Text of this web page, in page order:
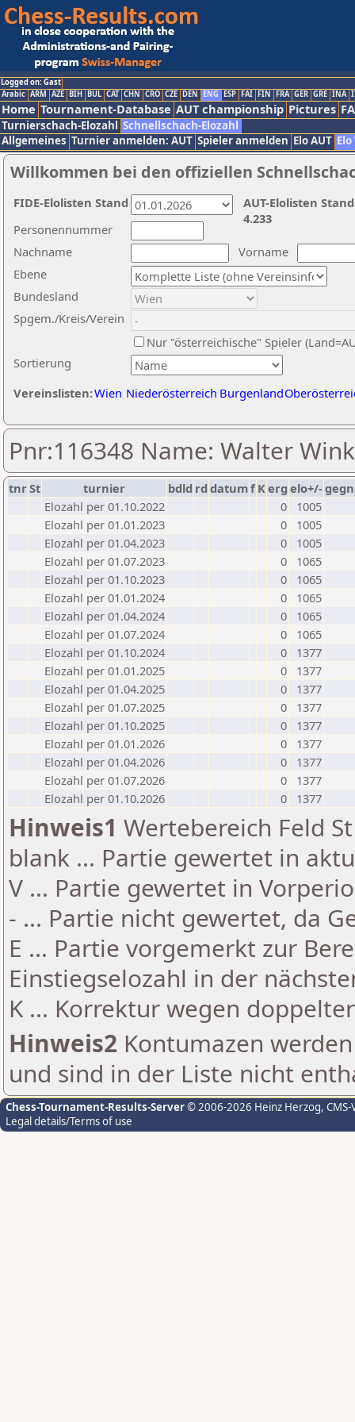
Logged on: Gast
Arabic ARM AZE BIH BUL CAT CHN CRO CZE DEN ENG ESP FAI FIN FRA GER GRE INA
Home Tournament-Database AUT championship Pictures
Turnierschach-Elozahl Schnellschach-Elozahl
Allgemeines Turnier anmelden: AUT Spieler anmelden Elo AUT
Willkommen bei den offiziellen
Nachname
Vorname
Ebene
Sortierung
Personennummer
Bundesland
Spgem./Kreis/Verein
Nur "österreichische" Spieler
Vereinslisten:Wien Niederösterreich Burgenland
AUT-Elolisten
4.233
FIDE-Elolisten Stand
Pnr:116348 Name: Walter
tnrSt turnier bdld rd datumf Kerg elo+/-
Elozahl per 01.10.2022
0
1005
Elozahl per 01.01.2023
0
1005
Elozahl per 01.04.2023
0
1005
Elozahl per 01.07.2023
0
1065
Elozahl per 01.10.2023
0
1065
Elozahl per 01.01.2024
0
1065
Elozahl per 01.04.2024
0
1065
Elozahl per 01.07.2024
0
1065
Elozahl per 01.10.2024
0
1377
Elozahl per 01.01.2025
0
1377
Elozahl per 01.04.2025
0
1377
Elozahl per 01.07.2025
0
1377
Elozahl per 01.10.2025
0
1377
Elozahl per 01.01.2026
0
1377
Elozahl per 01.04.2026
0
1377
Elozahl per 01.07.2026
0
1377
Elozahl per 01.10.2026
0 1377
Hinweis1 Wertebereich Feld
blank ... Partie gewertet in
V ... Partie gewertet in
- ... Partie nicht gewertet, da
E ... Partie vorgemerkt zur
Einstiegselozahl in der
K ... Korrektur wegen
Hinweis2 Kontumazen
und sind in der Liste nicht
Chess-Tournament-Results-Server© 2006-2026 Heinz Herzog,
Legal details/Terms of use